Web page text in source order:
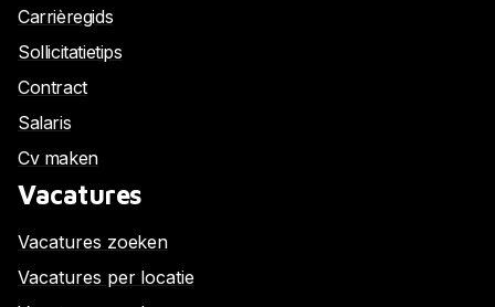
Carrièregids
Sollicitatietips
Contract
Salaris
Cv maken
Vacatures
Vacatures zoeken
Vacatures per locatie